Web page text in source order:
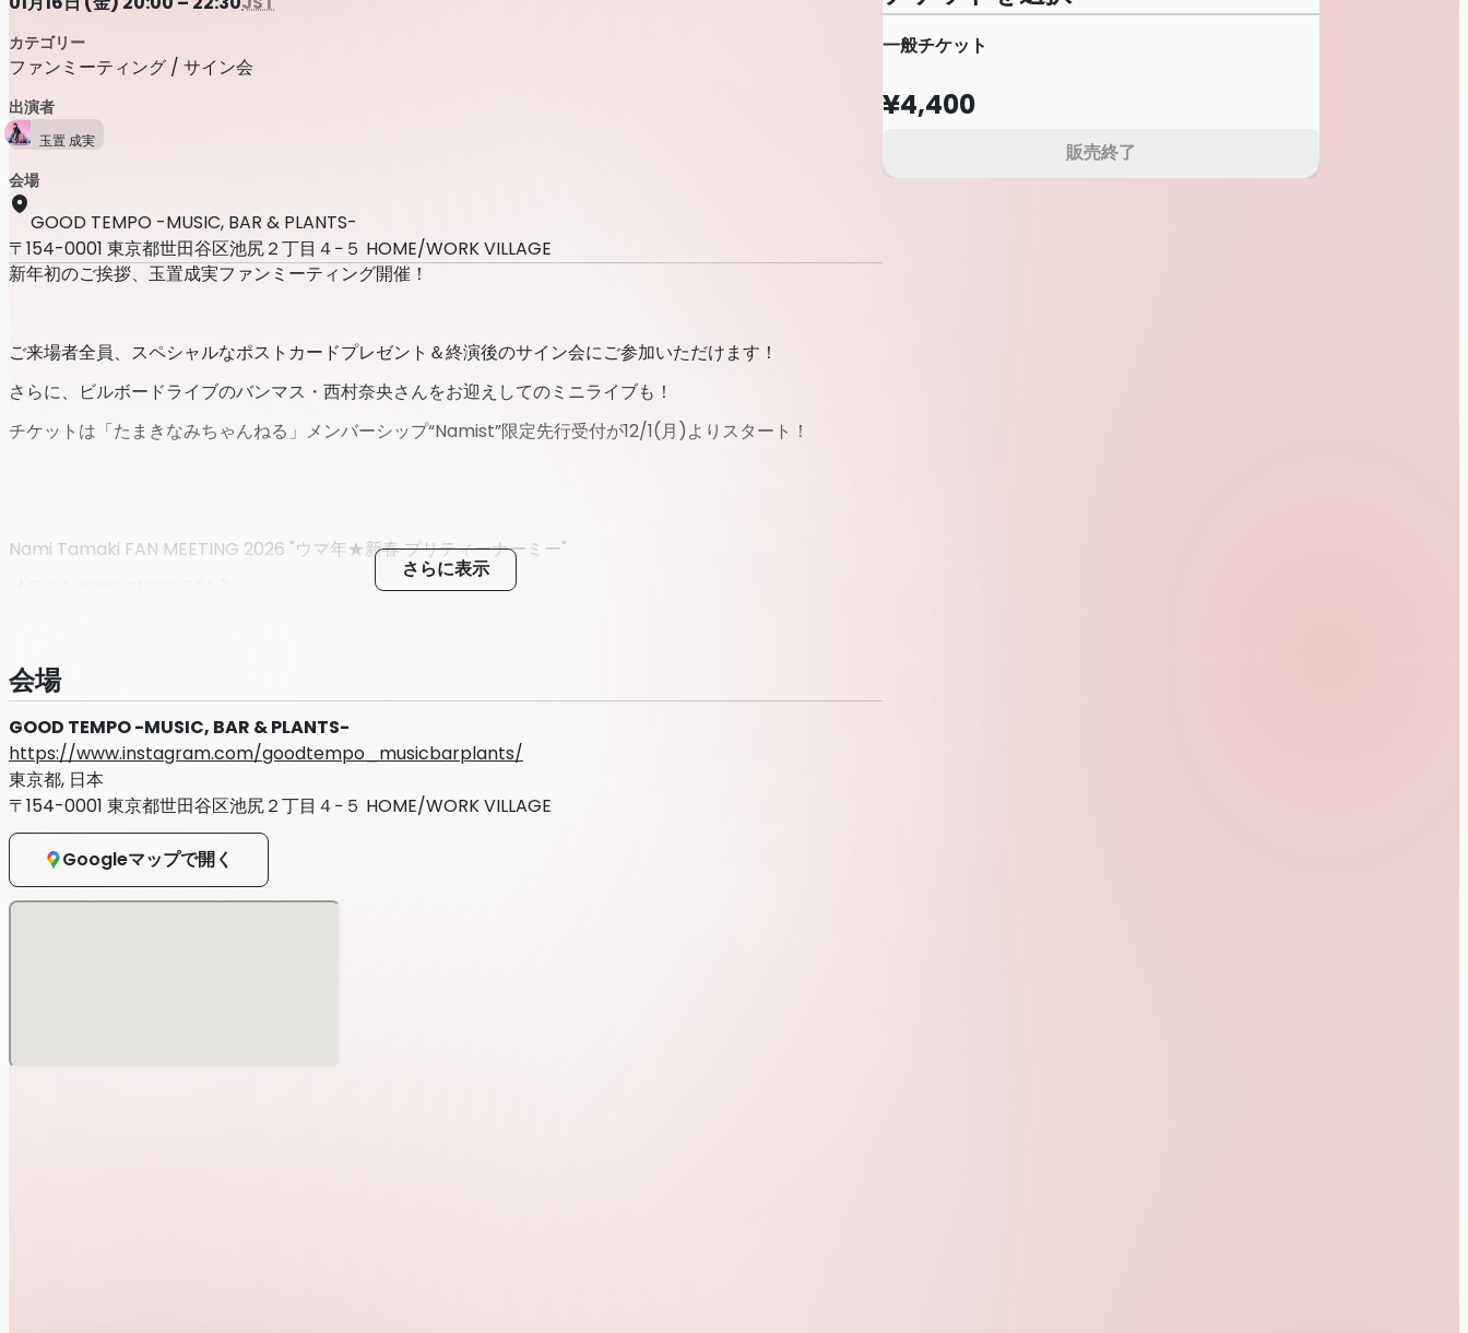
カテゴリー
ファンミーティング / サイン会
出演者
玉置 成実
会場
GOOD TEMPO -MUSIC, BAR & PLANTS-
〒154-0001 東京都世田谷区池尻２丁目４−５ HOME/WORK VILLAGE
新年初のご挨拶、玉置成実ファンミーティング開催！
ご来場者全員、スペシャルなポストカードプレゼント＆終演後のサイン会にご参加いただけます！
さらに、ビルボードライブのバンマス・西村奈央さんをお迎えしてのミニライブも！
チケットは「たまきなみちゃんねる」メンバーシップ“Namist”限定先行受付が12/1(月)よりスタート！
Nami Tamaki FAN MEETING 2026 "ウマ年★新春 プリティーナーミー"
【会場】GOOD TEMPO -MUSIC, BAR & PLANTS-
〒154-0001 東京都世田谷区池尻2-4-5 HOME/WORK VILLAGE 118
https://www.instagram.com/goodtempo_musicbarplants/
【出演】玉置成実 / Pf.西村奈央 (ミニライブコーナー)
【チケット販売情報】
＜｟メンバー限定｠先行チケット＞ 4,400円（税込・自由席）
※ZAIKOにて受付抽選
さらに表示
会場
GOOD TEMPO -MUSIC, BAR & PLANTS-
https://www.instagram.com/goodtempo_musicbarplants/
東京都, 日本
〒154-0001 東京都世田谷区池尻２丁目４−５ HOME/WORK VILLAGE
Googleマップで開く
一般チケット
¥4,400
販売終了